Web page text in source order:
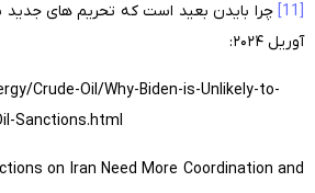
[11]
آوریل ۲۰۲۴:
Crude-Oil/Why-Biden-is-Unlikely-to-
Sanctions.html
on Iran Need More Coordination and